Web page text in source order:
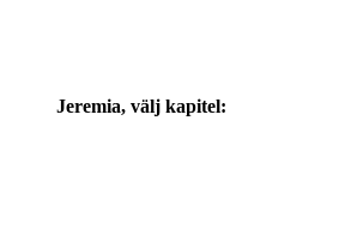
Jeremia, välj kapitel: